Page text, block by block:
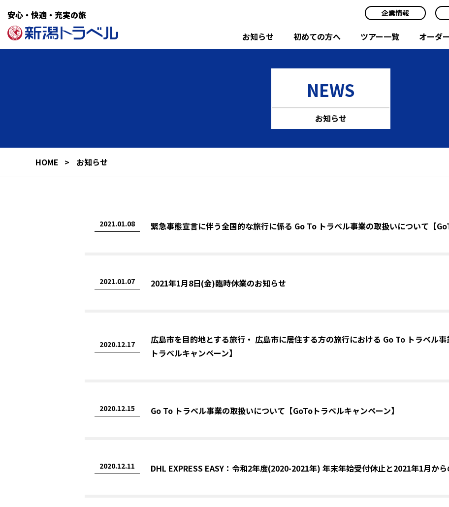
安心・快適・充実の旅 企業情報
お知らせ 初めての方へ ツアー一覧 オーダ
NEWS
お知らせ
HOME お知らせ
2021.01.08 緊急事態宣言に伴う全国的な旅行に係る Go To トラベル事業の取扱いについて【
2021.01.07 2021年1月8日(金)臨時休業のお知らせ
2020.12.17
広島市を目的地とする旅行・ 広島市に居住する方の旅行における Go To トラベル
トラベルキャンペーン】
2020.12.15 Go To トラベル事業の取扱いについて【GoToトラベルキャンペーン】
2020.12.11 DHL EXPRESS EASY：令和2年度(2020-2021年) 年末年始受付休止と2021年1月か